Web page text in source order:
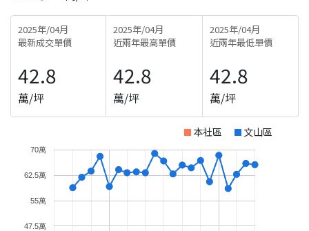
2025年/04月
最新成交單價
42.8
萬/坪
2025年/04月
近兩年最高單價
42.8
萬/坪
2025年/04月
近兩年最低單價
42.8
萬/坪
本社區 文山區
47.5萬
55萬
62.5萬
70萬